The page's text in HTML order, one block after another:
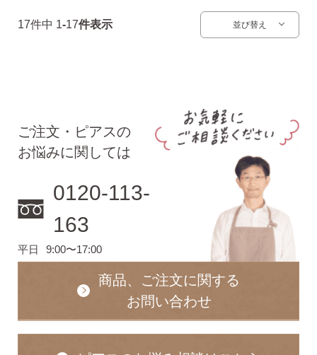
並び替え
17件中 1-17件表示
ご注文・ピアスの
お悩みに関しては
0120-113-
163
平日 9:00〜17:00
商品、ご注文に関する
お問い合わせ